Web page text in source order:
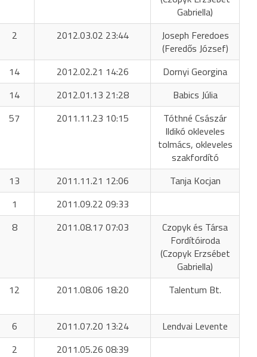
Gabriella)
2 2012.03.02 23:44
Joseph Feredoes
(Feredős József)
14 2012.02.21 14:26
Dornyi Georgina
14 2012.01.13 21:28
Babics Júlia
57 2011.11.23 10:15
Tóthné Császár
Ildikó okleveles
tolmács, okleveles
szakfordító
13 2011.11.21 12:06
Tanja Kocjan
1
2011.09.22 09:33
8 2011.08.17 07:03
Czopyk és Társa
Fordítóiroda
(Czopyk Erzsébet
Gabriella)
12 2011.08.06 18:20 Talentum Bt.
6 2011.07.20 13:24
Lendvai Levente
2
2011.05.26 08:39